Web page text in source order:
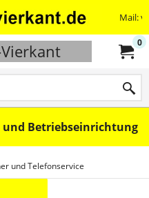
Mail:
0
Betriebseinrichtung
und Telefonservice